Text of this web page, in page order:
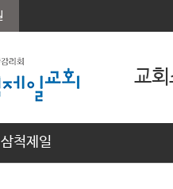
교회
삼척제일